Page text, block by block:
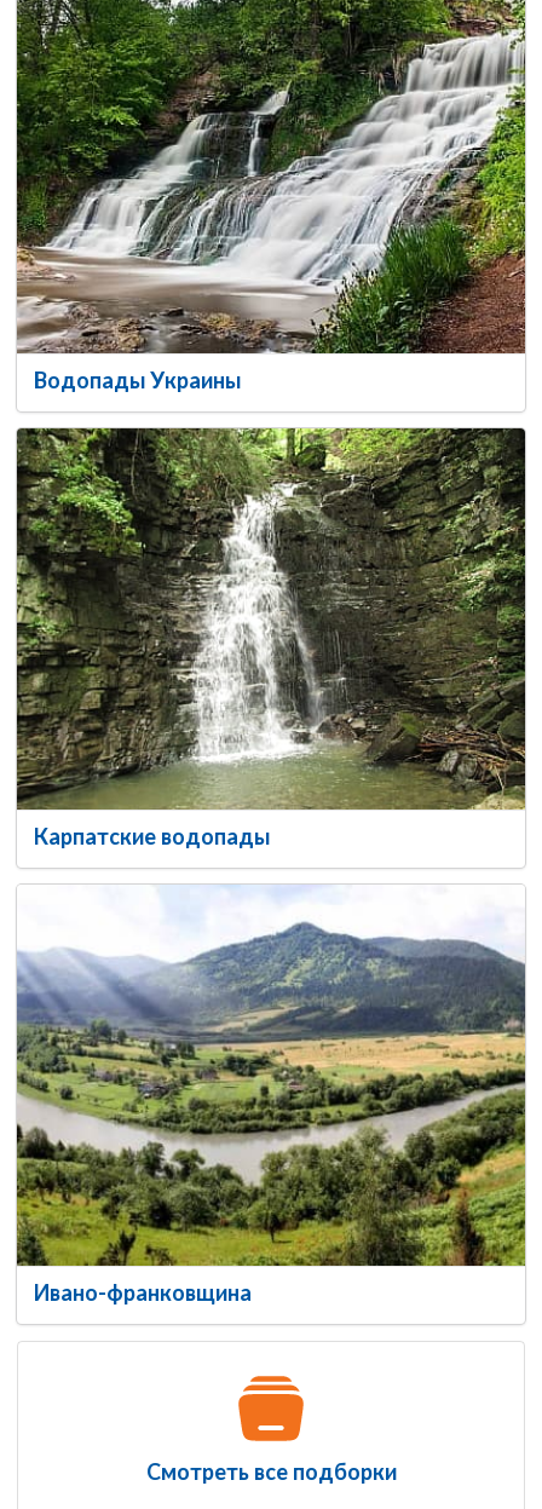
Водопады Украины
Карпатские водопады
Ивано-франковщина
Смотреть все подборки